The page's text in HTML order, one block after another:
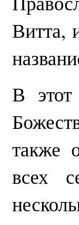
Витта,
В
также
всех